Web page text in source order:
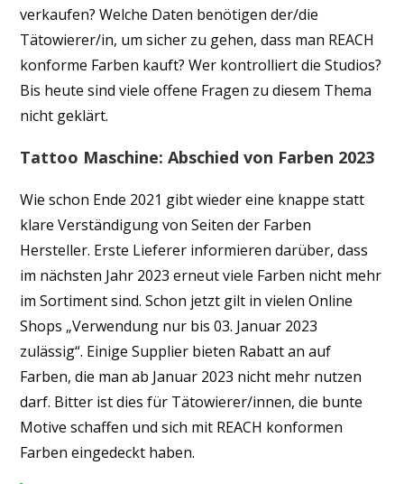
verkaufen? Welche Daten benötigen der/die
Tätowierer/in, um sicher zu gehen, dass man REACH
konforme Farben kauft? Wer kontrolliert die Studios?
Bis heute sind viele offene Fragen zu diesem Thema
nicht geklärt.
Tattoo Maschine: Abschied von Farben 2023
Wie schon Ende 2021 gibt wieder eine knappe statt
klare Verständigung von Seiten der Farben
Hersteller. Erste Lieferer informieren darüber, dass
im nächsten Jahr 2023 erneut viele Farben nicht mehr
im Sortiment sind. Schon jetzt gilt in vielen Online
Shops „Verwendung nur bis 03. Januar 2023
zulässig“. Einige Supplier bieten Rabatt an auf
Farben, die man ab Januar 2023 nicht mehr nutzen
darf. Bitter ist dies für Tätowierer/innen, die bunte
Motive schaffen und sich mit REACH konformen
Farben eingedeckt haben.